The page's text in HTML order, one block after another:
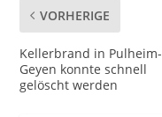
VORHERIGE
Kellerbrand in Pulheim-
Geyen konnte schnell
gelöscht werden